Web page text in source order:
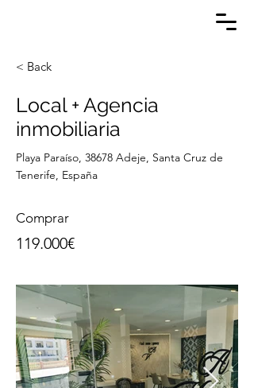
< Back
Local + Agencia
inmobiliaria
Playa Paraíso, 38678 Adeje, Santa Cruz de
Tenerife, España
Comprar
119.000€